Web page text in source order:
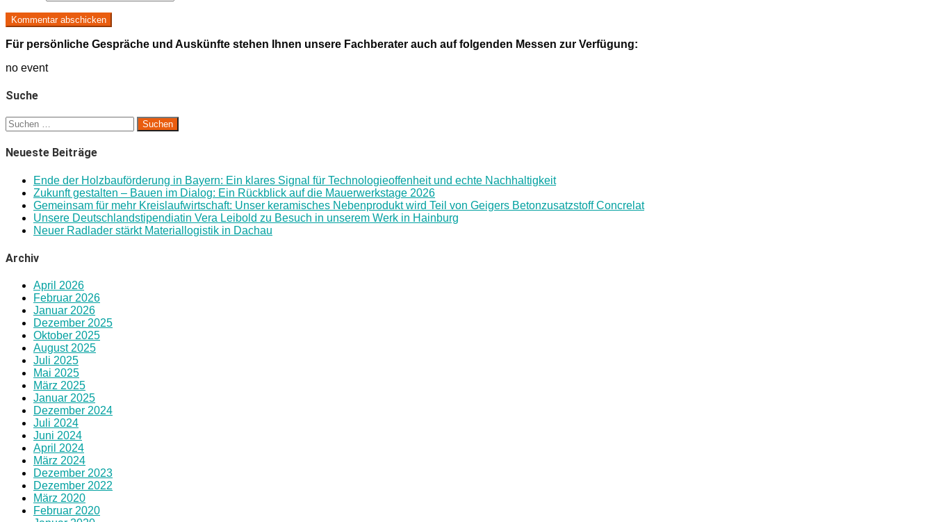
Für persönliche Gespräche und Auskünfte stehen Ihnen unsere Fachberater auch auf folgenden Messen zur Verfügung:
no event
Suche
Suchen
nach:
Neueste Beiträge
Ende der Holzbauförderung in Bayern: Ein klares Signal für Technologieoffenheit und echte Nachhaltigkeit
Zukunft gestalten – Bauen im Dialog: Ein Rückblick auf die Mauerwerkstage 2026
Gemeinsam für mehr Kreislaufwirtschaft: Unser keramisches Nebenprodukt wird Teil von Geigers Betonzusatzstoff Concrelat
Unsere Deutschlandstipendiatin Vera Leibold zu Besuch in unserem Werk in Hainburg
Neuer Radlader stärkt Materiallogistik in Dachau
Archiv
April 2026
Februar 2026
Januar 2026
Dezember 2025
Oktober 2025
August 2025
Juli 2025
Mai 2025
März 2025
Januar 2025
Dezember 2024
Juli 2024
Juni 2024
April 2024
März 2024
Dezember 2023
Dezember 2022
März 2020
Februar 2020